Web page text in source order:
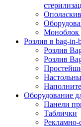
Моноблок
Розлив в bag-in-
Розлив
Розлив
Оборудование
Панели
Таблички
Рекламно-